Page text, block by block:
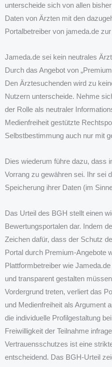
unterscheide sich von allen
Daten von Ärzten mit den
Portalbetreiber von jameda.de
Jameda.de sei kein neutrales
Durch das Angebot von
Den Ärztesuchenden wird zu
Nutzern unterscheide. Nehme
der Rolle als neutraler
Medienfreiheit gestützte
Selbstbestimmung auch nur mit
Dies wiederum führe dazu, dass
Vorrang zu gewähren sei. Ihr sei
Speicherung ihrer Daten (im
Das Urteil des BGH stellt einen
Bewertungsportalen dar. Indem
Zeichen dafür, dass der Schutz
Portal durch Premium-Angebote
Plattformbetreiber wie
und transparent gestalten
Vordergrund treten, verliert das
und Medienfreiheit als Argument
die individuelle Profilgestaltung
Freiwilligkeit der Teilnahme
Vertrauensschutzes ist eine
entscheidend. Das BGH-Urteil